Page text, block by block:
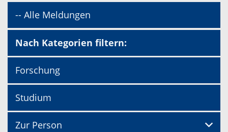
-- Alle Meldungen
Nach Kategorien filtern:
Forschung
Studium
Zur Person